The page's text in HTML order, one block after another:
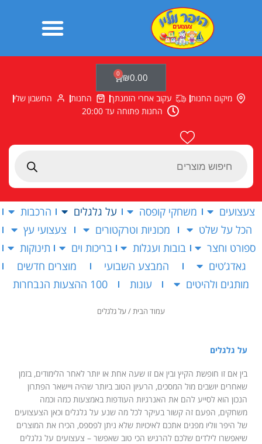
Products
₪0.00
0
עגלת
קניות
מיקום החנות עקוב אחרי הזמנתך החנות
החשבון שלי
החנות פתוחה עד 20:00
צעצועים משחקי קופסה על גלגלים
הרכבות
הכל על שלט
מכוניות וטרקטורים
צעצועי עץ
ספורט וחצר
בובות ועגלות בריכות וים
תינוקות
גאדג’טים
המבצע השבועי
מוצרים חדשים
מותגים ולהיטים
עונות 100 ההצעות הנבחרות
עמוד הבית/ על גלגלים
על גלגלים
בין אם זו חופשת הקיץ ובין אם זו שעה אחת או יותר לאחר הלימודים, בזמן
שאחרים יושבים מול המסכים, הרעיון הטוב ביותר שהיה ויישאר הפתרון
הנכון הוא לסייע להם את האנרגיות העודפות באמצעות כמה וכמה
משחקים, הפעם זה קשור בעיקר לכל מה שנע על גלגלים וכאן הצעצועים
של היפר ווליו מפנים אתכם לאיכויות שלא ניתן לפספס, הכירו את המוצרים
שיאפשרו לילדים שלכם להרגיש הכי טוב שאפשר – צעצועים על גלגלים